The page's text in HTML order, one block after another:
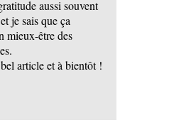
aussi souvent
je sais que ça
mieux-être des
article et à bientôt !